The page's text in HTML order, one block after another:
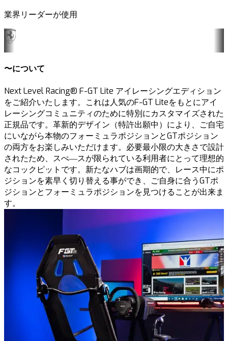
業界リーダーが使用
〜について
Next Level Racing® F-GT Lite アイレーシングエディション
をご紹介いたします。これは人気のF-GT Liteをもとにアイ
レーシングコミュニティのために特別にカスタマイズされた
正規品です。革新的デザイン（特許出願中）により、ご自宅
にいながら本物のフォーミュラポジションとGTポジション
の両方をお楽しみいただけます。必要最小限の大きさで設計
されたため、スぺ―スが限られている利用者にとって理想的
なコックピットです。新たなハブは画期的で、レース中にポ
ジションを素早く切り替える事ができ、ご自身に合うGTポ
ジションとフォーミュラポジションを見つけることが出来ま
す。